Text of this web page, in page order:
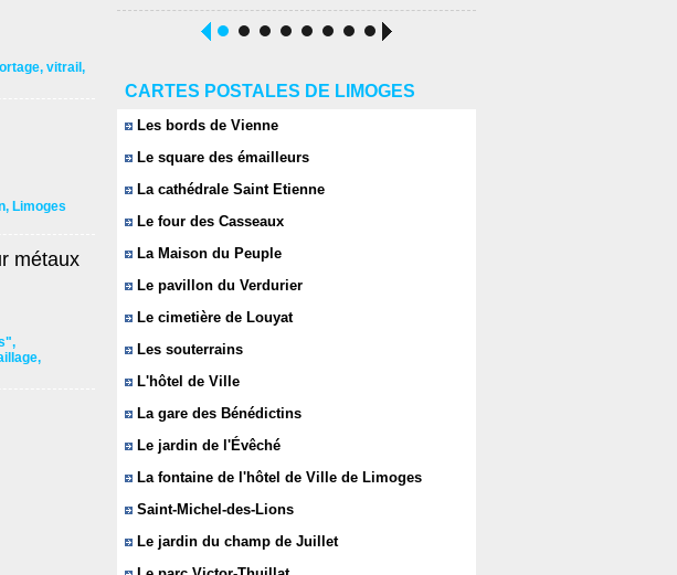
, vitrail ,
, Limoges
métaux
,
,
CARTES POSTALES DE LIMOGES
Les bords de Vienne
Le square des émailleurs
La cathédrale Saint Etienne
Le four des Casseaux
La Maison du Peuple
Le pavillon du Verdurier
Le cimetière de Louyat
Les souterrains
L'hôtel de Ville
La gare des Bénédictins
Le jardin de l'Évêché
La fontaine de l'hôtel de Ville de Limoges
Saint-Michel-des-Lions
Le jardin du champ de Juillet